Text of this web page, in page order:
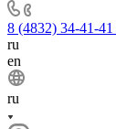
8 (4832) 34-41-41
ru
en
ru